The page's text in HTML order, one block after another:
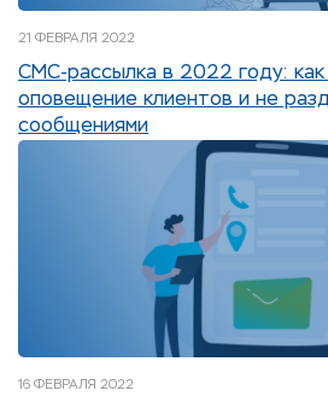
21 ФЕВРАЛЯ 2022
СМС-рассылка в 2022 году:
оповещение клиентов и не
сообщениями
16 ФЕВРАЛЯ 2022